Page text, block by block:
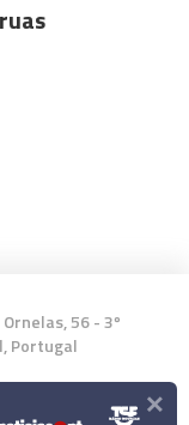
56 - 3º
Portugal
×